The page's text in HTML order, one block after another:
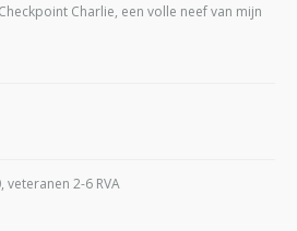
Charlie, een volle neef van mijn
veteranen 2-6 RVA